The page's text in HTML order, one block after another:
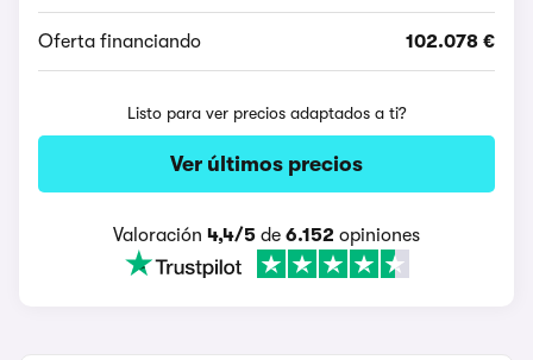
Oferta financiando 102.078 €
Listo para ver precios adaptados a ti?
Ver últimos precios
Valoración 4,4/5 de 6.152 opiniones